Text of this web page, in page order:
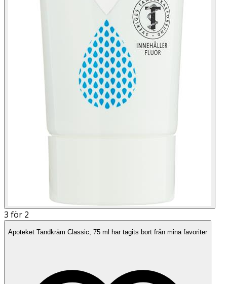
3 för 2
Apoteket Tandkräm Classic, 75 ml har tagits bort från mina favoriter